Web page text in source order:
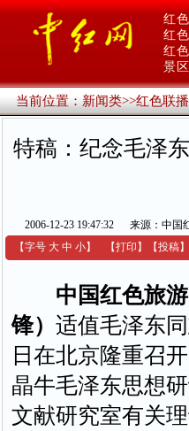
红
红
红
景
当前位置：新闻类>>红色联播
特稿：纪念毛泽
2006-12-23 19:47:32 来源：中国
【字号 大 中 小】 【打印 】 【投稿】
中国红色旅
锋） 适值毛泽东
日在北京隆重召
晶牛毛泽东思想
文献研究室有关